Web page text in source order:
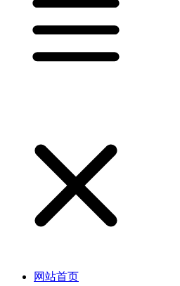
网站首页